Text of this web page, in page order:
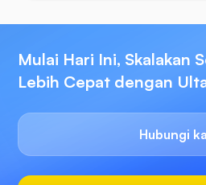
Mulai Hari Ini, Skalakan
Lebih Cepat dengan
Hubungi